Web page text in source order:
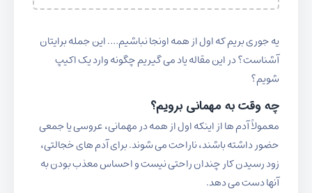
یه جوری بریم که اول از همه اونجا نباشیم…. این جمله برایتان
آشناست؟ در این مقاله یاد می گیریم چگونه وارد یک اکیپ
شویم؟
چه وقت به مهمانی برویم؟
معمولاً آدم ها از اینکه اول از همه در مهمانی، عروسی یا جمعی
حضور داشته باشند، ناراحت می شوند. برای آدم های خجالتی،
زود رسیدن کار چندان راحتی نیست و احساس معذب بودن به
آنها دست می دهد.